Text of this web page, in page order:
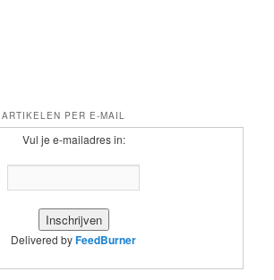
PER E-MAIL
Vul je e-mailadres in:
Delivered byFeedBurner